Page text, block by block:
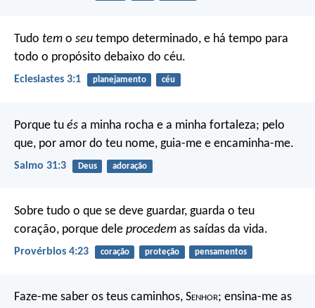
Tudo tem o seu tempo determinado, e há tempo para
todo o propósito debaixo do céu.
Eclesiastes 3:1 planejamento céu
Porque tu és a minha rocha e a minha fortaleza; pelo
que, por amor do teu nome, guia-me e encaminha-me.
Salmo 31:3 Deus adoração
Sobre tudo o que se deve guardar, guarda o teu
coração, porque dele procedem as saídas da vida.
Provérbios 4:23 coração proteção pensamentos
Faze-me saber os teus caminhos, Senhor; ensina-me as